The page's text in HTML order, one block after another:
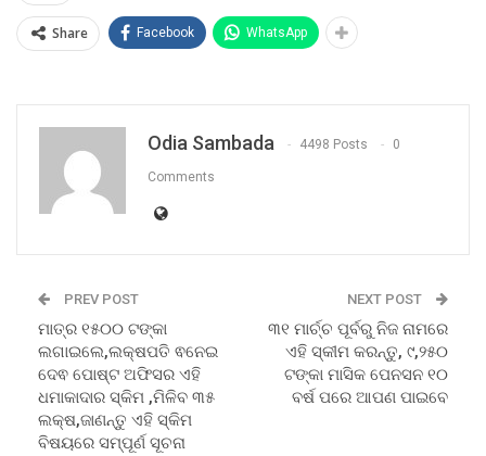
Share Facebook WhatsApp
Odia Sambada 4498 Posts 0
Comments
PREV POST
ମାତ୍ର ୧୫୦୦ ଟଙ୍କା
ଲଗାଇଲେ,ଲକ୍ଷପତି ଵନେଇ
ଦେଵ ପୋଷ୍ଟ ଅଫିସର ଏହି
ଧମାକାଦାର ସ୍କିମ ,ମିଳିବ ୩୫
ଲକ୍ଷ,ଜାଣନ୍ତୁ ଏହି ସ୍କିମ
ବିଷୟରେ ସମ୍ପୂର୍ଣ ସୂଚନା
NEXT POST
୩୧ ମାର୍ଚ୍ଚ ପୂର୍ବରୁ ନିଜ ନାମରେ
ଏହି ସ୍କୀମ କରନ୍ତୁ, ୯,୨୫୦
ଟଙ୍କା ମାସିକ ପେନସନ ୧୦
ବର୍ଷ ପରେ ଆପଣ ପାଇବେ